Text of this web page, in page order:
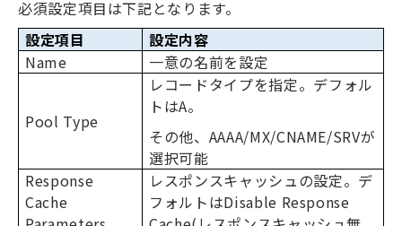
必須設定項目は下記となります。
設定項目
設定内容
Name
一意の名前を設定
Pool Type
レコードタイプを指定。デフォル
トはA。
その他、 AAAA/MX/CNAME/SRVが
選択可能
Response
Cache
レスポンスキャッシュの設定。デ
フォルトはDisable Response